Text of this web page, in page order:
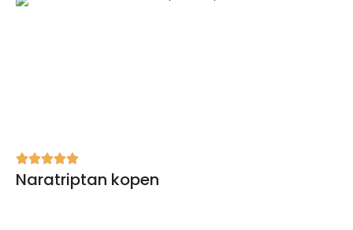
Naratriptan kopen